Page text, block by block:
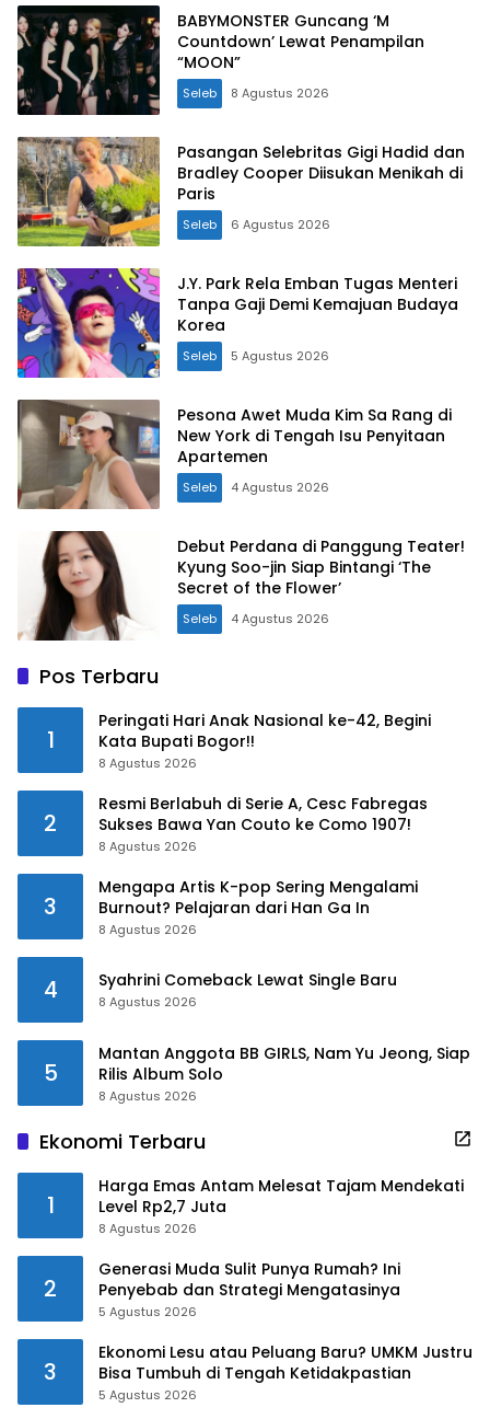
BABYMONSTER Guncang ‘M
Countdown’ Lewat Penampilan
“MOON”
Seleb 8 Agustus 2026
Pasangan Selebritas Gigi Hadid dan
Bradley Cooper Diisukan Menikah di
Paris
Seleb 6 Agustus 2026
J.Y. Park Rela Emban Tugas Menteri
Tanpa Gaji Demi Kemajuan Budaya
Korea
Seleb 5 Agustus 2026
Pesona Awet Muda Kim Sa Rang di
New York di Tengah Isu Penyitaan
Apartemen
Seleb 4 Agustus 2026
Debut Perdana di Panggung Teater!
Kyung Soo-jin Siap Bintangi ‘The
Secret of the Flower’
Seleb 4 Agustus 2026
Pos Terbaru
1
Peringati Hari Anak Nasional ke-42, Begini
Kata Bupati Bogor!!
8 Agustus 2026
2
Resmi Berlabuh di Serie A, Cesc Fabregas
Sukses Bawa Yan Couto ke Como 1907!
8 Agustus 2026
3
Mengapa Artis K-pop Sering Mengalami
Burnout? Pelajaran dari Han Ga In
8 Agustus 2026
4 Syahrini Comeback Lewat Single Baru
8 Agustus 2026
5
Mantan Anggota BB GIRLS, Nam Yu Jeong, Siap
Rilis Album Solo
8 Agustus 2026
Ekonomi Terbaru
1
Harga Emas Antam Melesat Tajam Mendekati
Level Rp2,7 Juta
8 Agustus 2026
2
Generasi Muda Sulit Punya Rumah? Ini
Penyebab dan Strategi Mengatasinya
5 Agustus 2026
3
Ekonomi Lesu atau Peluang Baru? UMKM Justru
Bisa Tumbuh di Tengah Ketidakpastian
5 Agustus 2026